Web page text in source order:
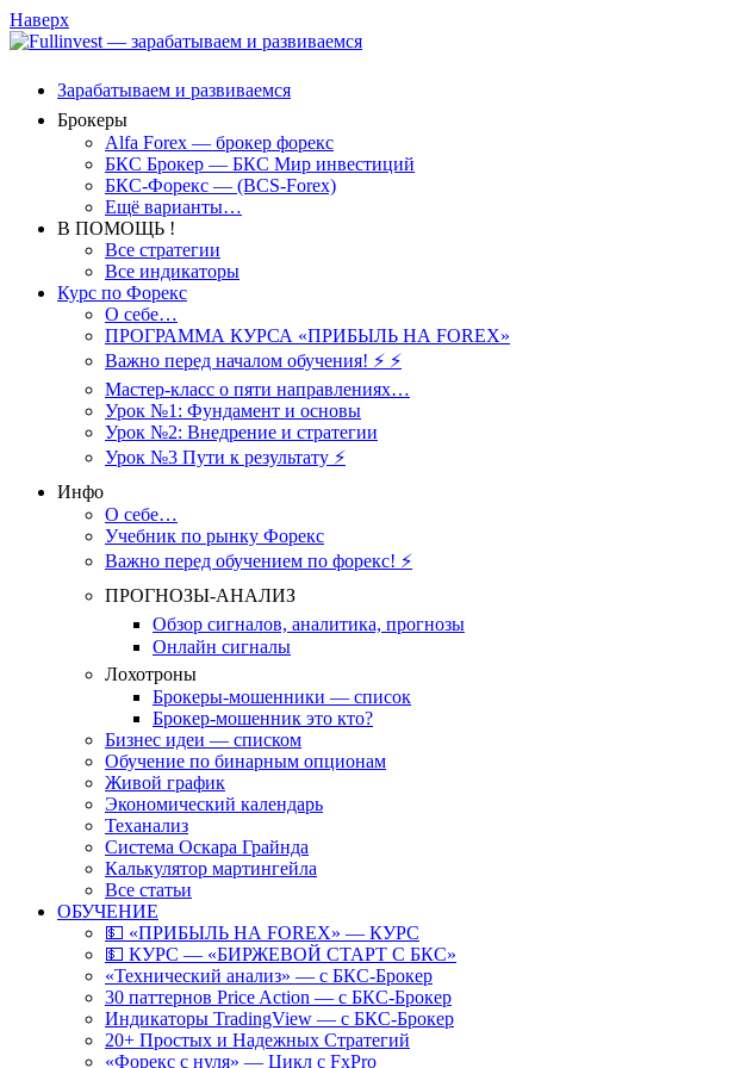
Наверх
Зарабатываем и развиваемся
Брокеры
Alfa Forex — брокер форекс
БКС Брокер — БКС Мир инвестиций
БКС-Форекс — (BCS-Forex)
Ещё варианты…
В ПОМОЩЬ !
Все стратегии
Все индикаторы
Курс по Форекс
О себе…
ПРОГРАММА КУРСА «ПРИБЫЛЬ НА FOREX»
Важно перед началом обучения! ⚡ ⚡
Мастер-класс о пяти направлениях…
Урок №1: Фундамент и основы
Урок №2: Внедрение и стратегии
Урок №3 Пути к результату ⚡️
Инфо
О себе…
Учебник по рынку Форекс
Важно перед обучением по форекс! ⚡
ПРОГНОЗЫ-АНАЛИЗ
Обзор сигналов, аналитика, прогнозы
Онлайн сигналы
Лохотроны
Брокеры-мошенники — список
Брокер-мошенник это кто?
Бизнес идеи — списком
Обучение по бинарным опционам
Живой график
Экономический календарь
Теханализ
Система Оскара Грайнда
Калькулятор мартингейла
Все статьи
ОБУЧЕНИЕ
💵 «ПРИБЫЛЬ НА FOREX» — КУРС
💵 КУРС — «БИРЖЕВОЙ СТАРТ С БКС»
«Технический анализ» — с БКС-Брокер
30 паттернов Price Action — с БКС-Брокер
Индикаторы TradingView — с БКС-Брокер
20+ Простых и Надежных Стратегий
«Форекс с нуля» — Цикл с FxPro